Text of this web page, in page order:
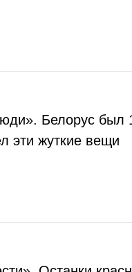
Белорус был
эти жуткие вещи